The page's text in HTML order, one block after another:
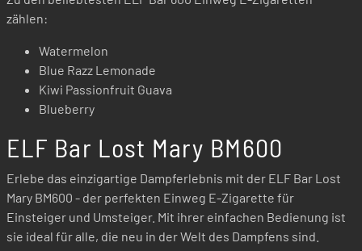
zählen:
Watermelon
Blue Razz Lemonade
Kiwi Passionfruit Guava
Blueberry
ELF Bar Lost Mary BM600
Erlebe das einzigartige Dampferlebnis mit der ELF Bar Lost
Mary BM600 - der perfekten Einweg E-Zigarette für
Einsteiger und Umsteiger. Mit ihrer einfachen Bedienung ist
sie ideal für alle, die neu in der Welt des Dampfens sind.